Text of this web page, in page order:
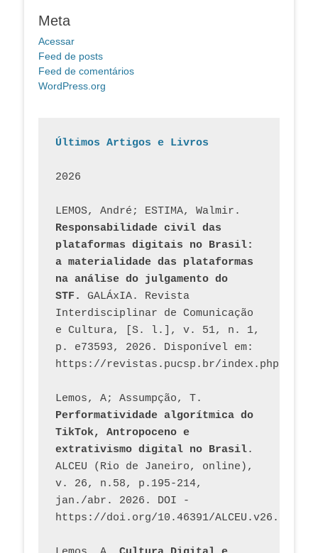
Meta
Acessar
Feed de posts
Feed de comentários
WordPress.org
Últimos Artigos e Livros
2026
Responsabilidade civil das
plataformas digitais no Brasil:
a materialidade das plataformas
na análise do julgamento do
STF.
GALÁxIA. Revista
Interdisciplinar de Comunicação
e Cultura, [S. l.], v. 51, n. 1,
p. e73593, 2026. Disponível em:
Performatividade algorítmica do
TikTok, Antropoceno e
extrativismo digital no Brasil.
ALCEU (Rio de Janeiro, online),
v. 26, n.58, p.195-214,
jan./abr. 2026. DOI -
https://doi.org/10.46391/